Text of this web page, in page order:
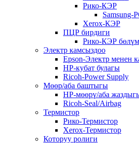
Рико-КЭР
Samsung-
Xerox-КЭР
ПЦР бирдиги
Рико-КЭР
Электр камсыздоо
Epson-Электр менен
HP-кубат булагы
Ricoh-Power Supply
Мөөр/аба баштыгы
HP-мөөрү/аба
Ricoh-Seal/Airbag
Термистор
Рико-Термистор
Xerox-Термистор
Которуу ролиги